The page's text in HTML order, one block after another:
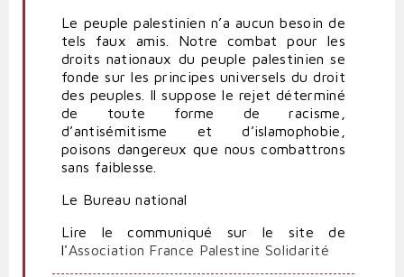
Le peuple pales­tinien n’a aucun besoin de
tels faux amis. Notre combat pour les
droits nationaux du peuple pales­tinien se
fonde sur les prin­cipes uni­versels du droit
des peuples. Il suppose le rejet déterminé
de toute forme de racisme,
d’antisémitisme et d’islamophobie,
poisons dan­gereux que nous com­bat­trons
sans faiblesse.
Le Bureau national
Lire le communiqué sur le site de
l'Association France Palestine Solidarité